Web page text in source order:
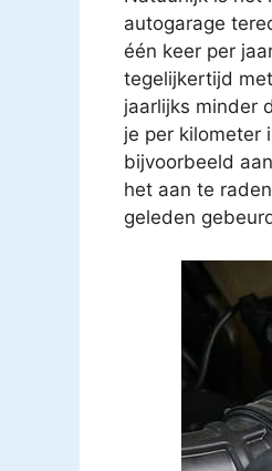
autogarage
één keer per
tegelijkertijd
jaarlijks minder
je per kilometer
bijvoorbeeld
het aan te
geleden